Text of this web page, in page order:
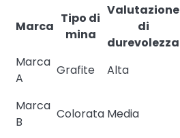
Marca
Tipo di
mina
Valutazione
di
durevolezza
Marca
A
Grafite Alta
Marca
B
Colorata Media